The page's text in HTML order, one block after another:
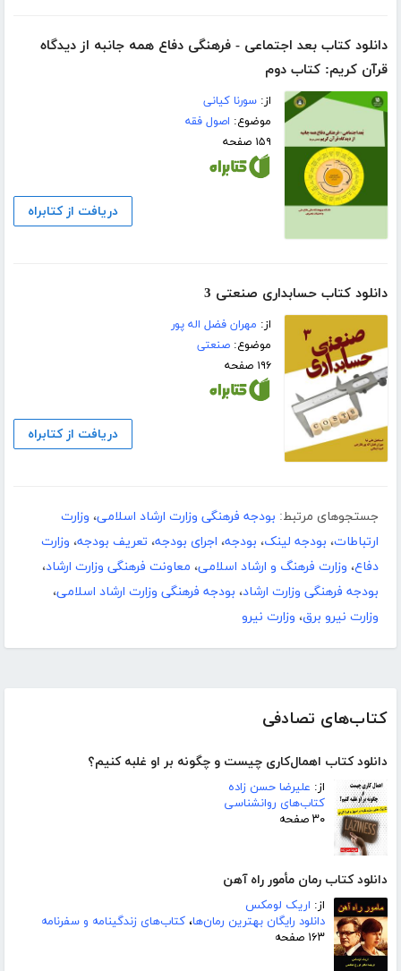
کتاب‌های تصادفی
دانلود کتاب اهمال‌کاری چیست و چگونه بر او غلبه کنیم؟
از: علیرضا حسن زاده
کتاب‌های روانشناسی
۳۰ صفحه
دانلود کتاب رمان مأمور راه آهن
از: اریک لومکس
دانلود رایگان بهترین رمان‌ها، کتاب‌های زندگینامه و سفرنامه
۱۶۳ صفحه
دانلود کتاب بعد اجتماعی - فرهنگی دفاع همه جانبه از دیدگاه
قرآن کریم: کتاب دوم
از:سورنا کیانی
موضوع: اصول فقه
۱۵۹ صفحه
دریافت از کتابراه
دانلود کتاب حسابداری صنعتی 3
از: مهران فضل اله پور
موضوع:صنعتی
۱۹۶ صفحه
دریافت از کتابراه
جستجوهای مرتبط: بودجه فرهنگی وزارت ارشاد اسلامی، وزارت
ارتباطات، بودجه لینک، بودجه، اجرای بودجه، تعریف بودجه، وزارت
دفاع، وزارت فرهنگ و ارشاد اسلامی، معاونت فرهنگی وزارت ارشاد،
بودجه فرهنگی وزارت ارشاد، بودجه فرهنگی وزارت ارشاد اسلامی،
وزارت نیرو برق، وزارت نیرو